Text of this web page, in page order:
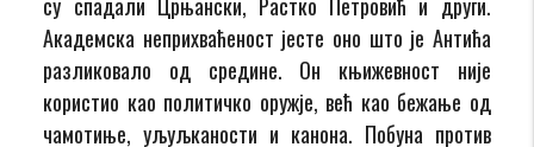
Академска неприхваћеност јесте оно што је Антића
разликовало од средине. Он књижевност није
користио као политичко оружје, већ као бежање од
чамотиње, уљуљканости и канона. Побуна против